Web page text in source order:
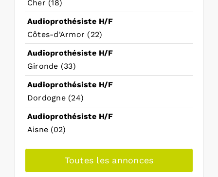
Cher (18)
Audioprothésiste H/F
Côtes-d'Armor (22)
Audioprothésiste H/F
Gironde (33)
Audioprothésiste H/F
Dordogne (24)
Audioprothésiste H/F
Aisne (02)
Toutes les annonces